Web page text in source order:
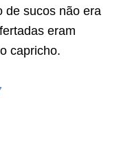
de sucos não era
eram
capricho.